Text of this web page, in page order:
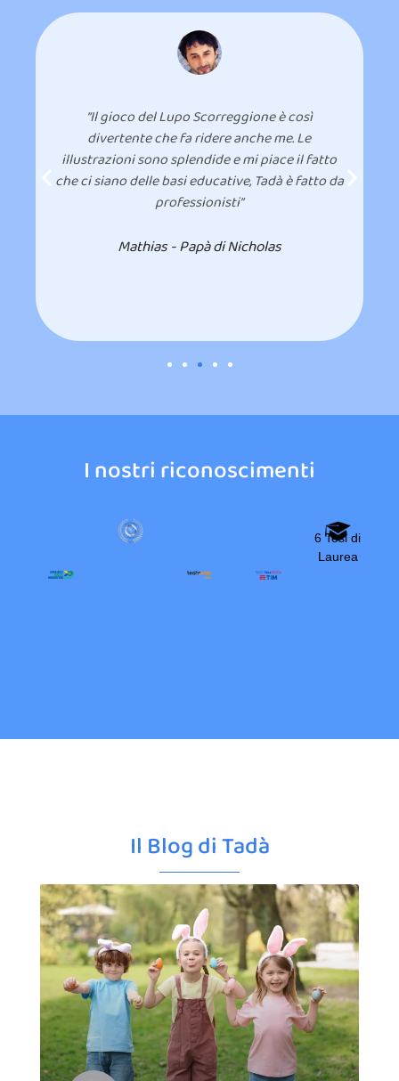
“Il gioco del Lupo Scorreggione è così
divertente che fa ridere anche me. Le
illustrazioni sono splendide e mi piace il fatto
che ci siano delle basi educative, Tadà è fatto da
professionisti”
Mathias - Papà di Nicholas
I nostri riconoscimenti
6 Tesi di
Laurea
Il Blog di Tadà